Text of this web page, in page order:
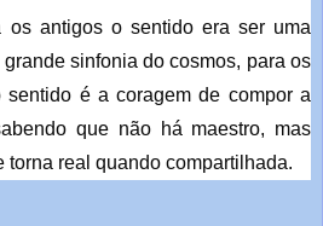
os antigos o sentido era ser uma
sinfonia do cosmos, para os
sentido é a coragem de compor a
que não há maestro, mas
torna real quando compartilhada.